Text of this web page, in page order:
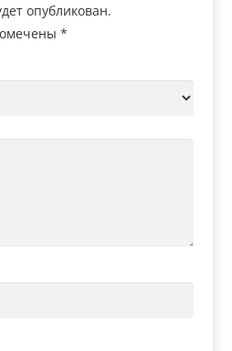
опубликован.
*